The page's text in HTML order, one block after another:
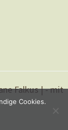
Falkus | - mit
Cookies.